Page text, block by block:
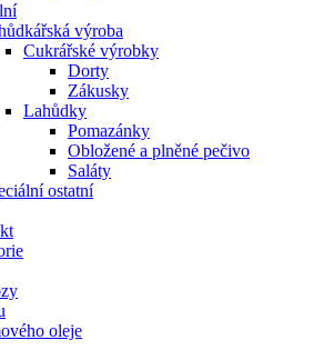
výroba
Cukrářské výrobky
Dorty
Zákusky
Lahůdky
Pomazánky
Obložené a plněné pečivo
Saláty
ostatní
oleje